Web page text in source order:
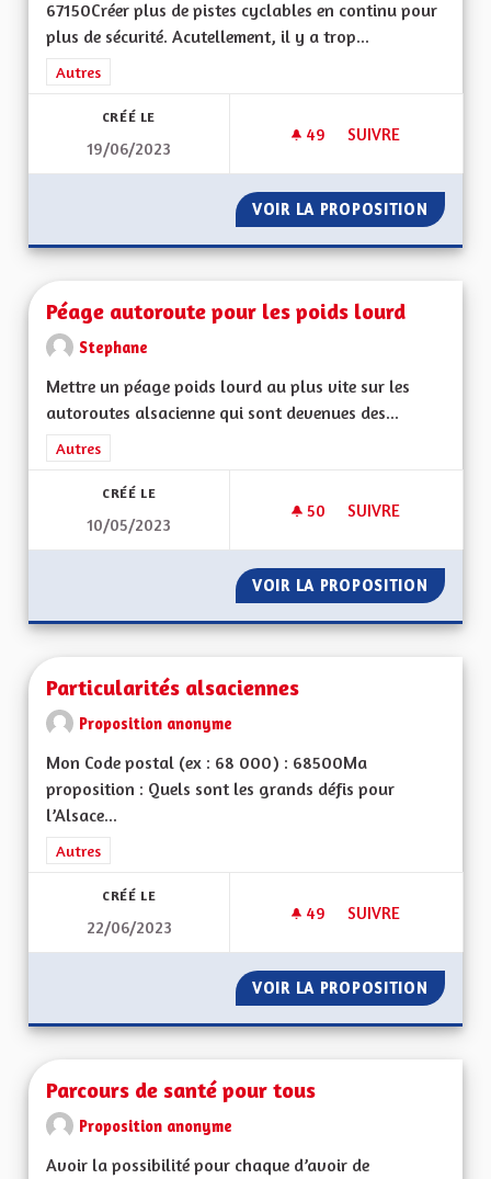
67150Créer plus de pistes cyclables en continu pour
plus de sécurité. Acutellement, il y a trop...
Filtrer les résultats de la catégorie : Autres
Autres
CRÉÉ LE
19/06/2023
49 49 ABONNÉS
SUIVRE
VOIR LA PROPOSITION PLUS
Péage autoroute pour les poids lourd
Stephane
Mettre un péage poids lourd au plus vite sur les
autoroutes alsacienne qui sont devenues des...
Filtrer les résultats de la catégorie : Autres
Autres
CRÉÉ LE
10/05/2023
50 50 ABONNÉS
SUIVRE
VOIR LA PROPOSITION
Particularités alsaciennes
Proposition anonyme
Mon Code postal (ex : 68 000) : 68500Ma
proposition : Quels sont les grands défis pour
l’Alsace...
Filtrer les résultats de la catégorie : Autres
Autres
CRÉÉ LE
22/06/2023
49 49 ABONNÉS
SUIVRE
VOIR LA PROPOSITION
Parcours de santé pour tous
Proposition anonyme
Avoir la possibilité pour chaque d’avoir de